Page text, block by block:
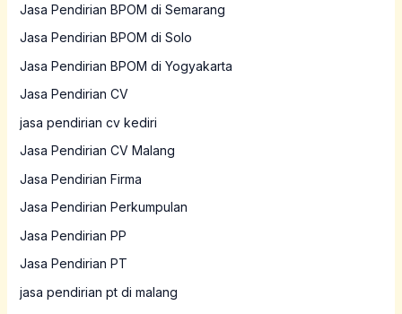
Jasa Pendirian BPOM di Semarang
Jasa Pendirian BPOM di Solo
Jasa Pendirian BPOM di Yogyakarta
Jasa Pendirian CV
jasa pendirian cv kediri
Jasa Pendirian CV Malang
Jasa Pendirian Firma
Jasa Pendirian Perkumpulan
Jasa Pendirian PP
Jasa Pendirian PT
jasa pendirian pt di malang